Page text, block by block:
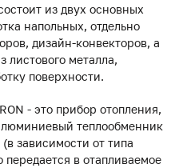
из двух основных
напольных, отдельно
дизайн-конвекторов, а
листового металла,
поверхности.
- это прибор отопления,
теплообменник
зависимости от типа
передается в отапливаемое